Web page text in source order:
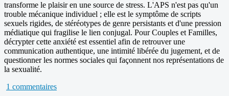
transforme le plaisir en une source de stress. L'APS n'est pas qu'un
trouble mécanique individuel ; elle est le symptôme de scripts
sexuels rigides, de stéréotypes de genre persistants et d'une pression
médiatique qui fragilise le lien conjugal. Pour Couples et Familles,
décrypter cette anxiété est essentiel afin de retrouver une
communication authentique, une intimité libérée du jugement, et de
questionner les normes sociales qui façonnent nos représentations de
la sexualité.
1 commentaires